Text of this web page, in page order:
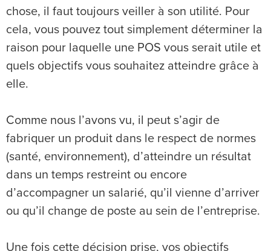
chose, il faut toujours veiller à son utilité. Pour
cela, vous pouvez tout simplement déterminer la
raison pour laquelle une POS vous serait utile et
quels objectifs vous souhaitez atteindre grâce à
elle.
Comme nous l’avons vu, il peut s’agir de
fabriquer un produit dans le respect de normes
(santé, environnement), d’atteindre un résultat
dans un temps restreint ou encore
d’accompagner un salarié, qu’il vienne d’arriver
ou qu’il change de poste au sein de l’entreprise.
Une fois cette décision prise, vos objectifs